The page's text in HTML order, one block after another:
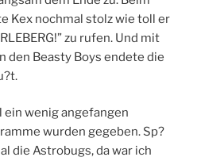
Kex nochmal stolz wie toll er
zu rufen. Und mit
den Beasty Boys endete die
ein wenig angefangen
wurden gegeben. Sp?
die Astrobugs, da war ich